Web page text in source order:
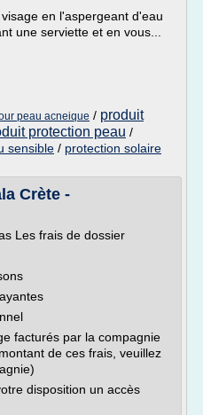
en l'aspergeant d'eau
une serviette et en vous...
peau acneique / produit
protection peau /
sensible / protection solaire
Crète -
Les frais de dossier
facturés par la compagnie
de ces frais, veuillez
disposition un accès